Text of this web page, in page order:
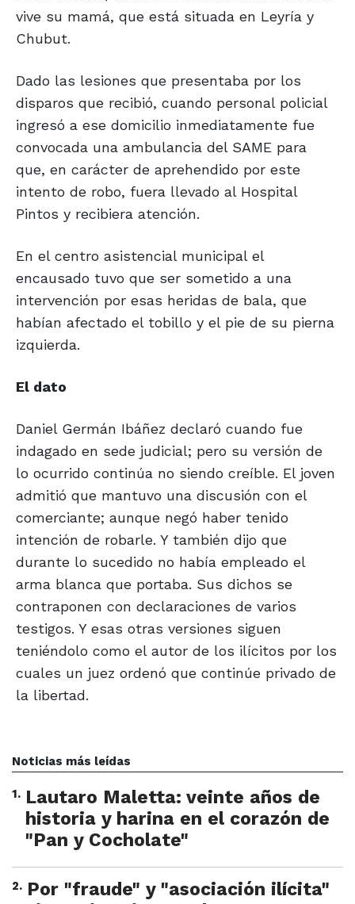
vive su mamá, que está situada en Leyría y
Chubut.
Dado las lesiones que presentaba por los
disparos que recibió, cuando personal policial
ingresó a ese domicilio inmediatamente fue
convocada una ambulancia del SAME para
que, en carácter de aprehendido por este
intento de robo, fuera llevado al Hospital
Pintos y recibiera atención.
En el centro asistencial municipal el
encausado tuvo que ser sometido a una
intervención por esas heridas de bala, que
habían afectado el tobillo y el pie de su pierna
izquierda.
El dato
Daniel Germán Ibáñez declaró cuando fue
indagado en sede judicial; pero su versión de
lo ocurrido continúa no siendo creíble. El joven
admitió que mantuvo una discusión con el
comerciante; aunque negó haber tenido
intención de robarle. Y también dijo que
durante lo sucedido no había empleado el
arma blanca que portaba. Sus dichos se
contraponen con declaraciones de varios
testigos. Y esas otras versiones siguen
teniéndolo como el autor de los ilícitos por los
cuales un juez ordenó que continúe privado de
la libertad.
Noticias más leídas
1. Lautaro Maletta: veinte años de
historia y harina en el corazón de
"Pan y Cocholate"
2. Por "fraude" y "asociación ilícita"